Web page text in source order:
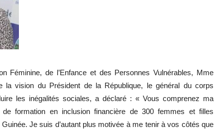
Féminine, de l’Enfance et des Personnes Vulnérables, Mme
la vision du Président de la République, le général du corps
les inégalités sociales, a déclaré : « Vous comprenez ma
formation en inclusion financière de 300 femmes et filles
Je suis d’autant plus motivée à me tenir à vos côtés que